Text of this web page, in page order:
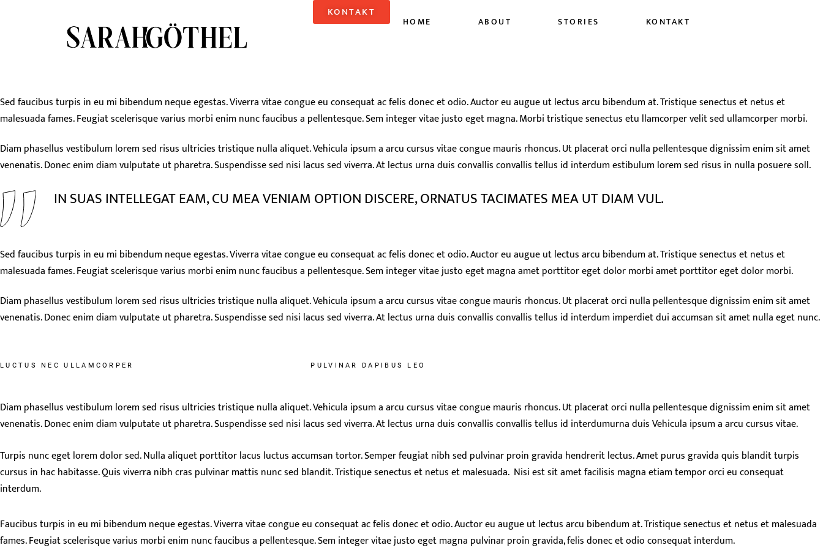
HOME ABOUT STORIES KONTAKT
KONTAKT
Sed faucibus turpis in eu mi bibendum neque egestas. Viverra vitae congue eu consequat ac felis donec et odio. Auctor eu augue ut lectus arcu bibendum at. Tristique senectus et netus et
malesuada fames. Feugiat scelerisque varius morbi enim nunc faucibus a pellentesque. Sem integer vitae justo eget magna. Morbi tristique senectus etu llamcorper velit sed ullamcorper morbi.
Diam phasellus vestibulum lorem sed risus ultricies tristique nulla aliquet. Vehicula ipsum a arcu cursus vitae congue mauris rhoncus. Ut placerat orci nulla pellentesque dignissim enim sit amet
venenatis. Donec enim diam vulputate ut pharetra. Suspendisse sed nisi lacus sed viverra. At lectus urna duis convallis convallis tellus id interdum estibulum lorem sed risus in nulla posuere soll.
IN SUAS INTELLEGAT EAM, CU MEA VENIAM OPTION DISCERE, ORNATUS TACIMATES MEA UT DIAM VUL.
Sed faucibus turpis in eu mi bibendum neque egestas. Viverra vitae congue eu consequat ac felis donec et odio. Auctor eu augue ut lectus arcu bibendum at. Tristique senectus et netus et
malesuada fames. Feugiat scelerisque varius morbi enim nunc faucibus a pellentesque. Sem integer vitae justo eget magna amet porttitor eget dolor morbi amet porttitor eget dolor morbi.
Diam phasellus vestibulum lorem sed risus ultricies tristique nulla aliquet. Vehicula ipsum a arcu cursus vitae congue mauris rhoncus. Ut placerat orci nulla pellentesque dignissim enim sit amet
venenatis. Donec enim diam vulputate ut pharetra. Suspendisse sed nisi lacus sed viverra. At lectus urna duis convallis convallis tellus id interdum imperdiet dui accumsan sit amet nulla eget nunc.
LUCTUS NEC ULLAMCORPER PULVINAR DAPIBUS LEO
Diam phasellus vestibulum lorem sed risus ultricies tristique nulla aliquet. Vehicula ipsum a arcu cursus vitae congue mauris rhoncus. Ut placerat orci nulla pellentesque dignissim enim sit amet
venenatis. Donec enim diam vulputate ut pharetra. Suspendisse sed nisi lacus sed viverra. At lectus urna duis convallis convallis tellus id interdumurna duis Vehicula ipsum a arcu cursus vitae.
Turpis nunc eget lorem dolor sed. Nulla aliquet porttitor lacus luctus accumsan tortor. Semper feugiat nibh sed pulvinar proin gravida hendrerit lectus. Amet purus gravida quis blandit turpis
cursus in hac habitasse. Quis viverra nibh cras pulvinar mattis nunc sed blandit. Tristique senectus et netus et malesuada. Nisi est sit amet facilisis magna etiam tempor orci eu consequat
interdum.
Faucibus turpis in eu mi bibendum neque egestas. Viverra vitae congue eu consequat ac felis donec et odio. Auctor eu augue ut lectus arcu bibendum at. Tristique senectus et netus et malesuada
fames. Feugiat scelerisque varius morbi enim nunc faucibus a pellentesque. Sem integer vitae justo eget magna pulvinar proin gravida, felis donec et odio consequat interdum.